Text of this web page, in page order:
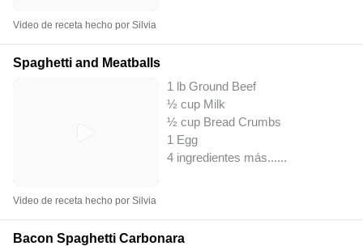
Video de receta hecho por Silvia
Spaghetti and Meatballs
1 lb Ground Beef
½ cup Milk
½ cup Bread Crumbs
1 Egg
4 ingredientes más......
Video de receta hecho por Silvia
Bacon Spaghetti Carbonara